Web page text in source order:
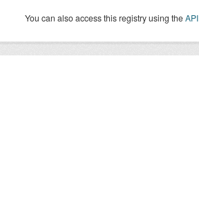
You can also access this registry using theAPI